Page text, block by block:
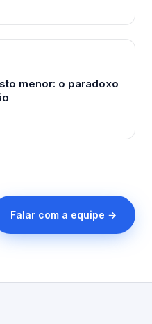
menor: o paradoxo
Falar com a equipe →